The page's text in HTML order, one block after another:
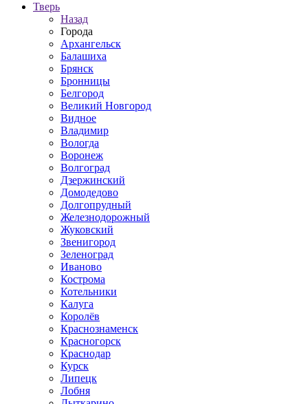
Тверь
Назад
Города
Архангельск
Балашиха
Брянск
Бронницы
Белгород
Великий Новгород
Видное
Владимир
Вологда
Воронеж
Волгоград
Дзержинский
Домодедово
Долгопрудный
Железнодорожный
Жуковский
Звенигород
Зеленоград
Иваново
Кострома
Котельники
Калуга
Королёв
Краснознаменск
Красногорск
Краснодар
Курск
Липецк
Лобня